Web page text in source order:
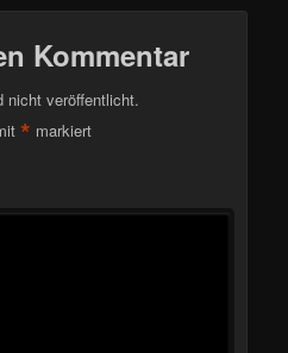
Kommentar
nicht veröffentlicht.
* markiert